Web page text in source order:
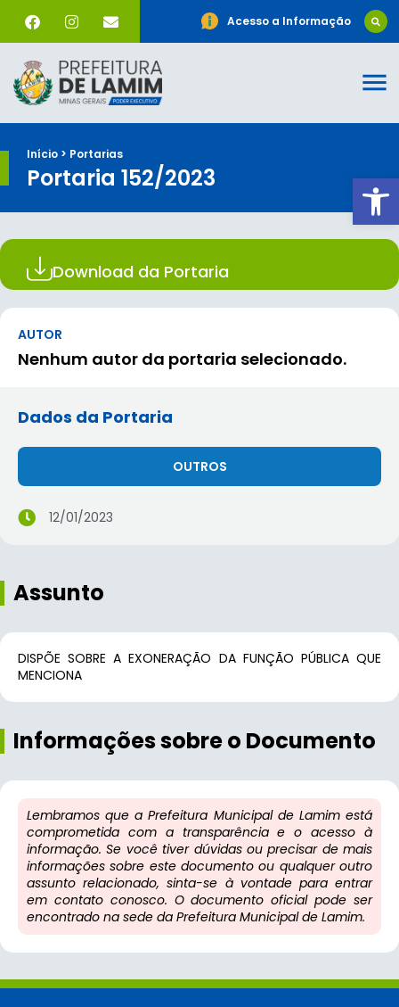
Acesso a Informação
Início > Portarias
Portaria 152/2023
Download da Portaria
AUTOR
Nenhum autor da portaria selecionado.
Dados da Portaria
OUTROS
12/01/2023
Assunto
DISPÕE SOBRE A EXONERAÇÃO DA FUNÇÃO PÚBLICA QUE
MENCIONA
Informações sobre o Documento
Lembramos que a Prefeitura Municipal de Lamim está
comprometida com a transparência e o acesso à
informação. Se você tiver dúvidas ou precisar de mais
informações sobre este documento ou qualquer outro
assunto relacionado, sinta-se à vontade para entrar
em contato conosco. O documento oficial pode ser
encontrado na sede da Prefeitura Municipal de Lamim.